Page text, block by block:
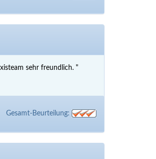
sehr freundlich. "
Gesamt-Beurteilung: